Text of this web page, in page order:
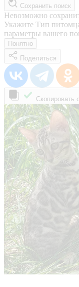
Сохранить поиск
Невозможно
Укажите Тип
параметры вашего
Понятно
Поделиться
Скопировать